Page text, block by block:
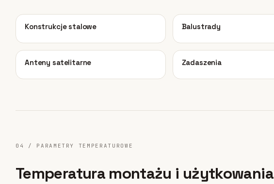
01
Konstrukcje stalowe 02
Balustrady
05
Anteny satelitarne 06
Zadaszenia
04 / PARAMETRY TEMPERATUROWE
Temperatura montażu i użytkowania